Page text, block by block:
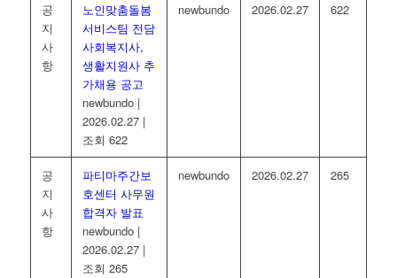
공
지
사
항
노인맞춤돌봄
서비스팀 전담
사회복지사,
생활지원사 추
가채용 공고
newbundo |
2026.02.27 |
조회 622
newbundo 2026.02.27 622
공
지
사
항
파티마주간보
호센터 사무원
합격자 발표
newbundo |
2026.02.27 |
조회 265
newbundo 2026.02.27 265